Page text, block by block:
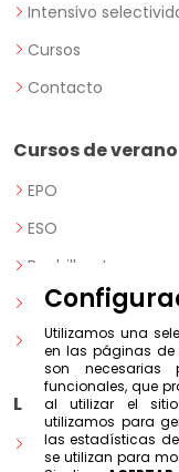
Intensivo
Cursos
Contacto
Cursos de verano
EPO
ESO
Bachillerato
PAU
+25
Legal
Política de
Utilizamos una
en las páginas de
son necesarias
funcionales, que
al utilizar el
utilizamos para
las estadísticas
se utilizan para